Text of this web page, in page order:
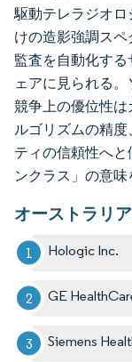
駆動テレラジオ
けの造影強調ス
監査を自動化す
ェアに見られる。
競争上の優位性
ルゴリズムの精
ティの信頼性へ
ンクラス」の意味
オーストラリ
Hologic Inc.
GE
Siemens